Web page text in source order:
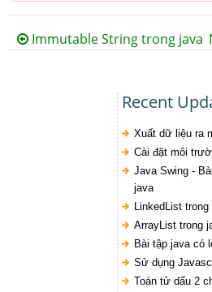
Immutable String trong java
Recent
Xuất dữ liệu ra
Cài đặt môi
Java Swing -
java
LinkedList trong
ArrayList trong
Bài tập java có
Sử dụng
Toán tử dấu 2